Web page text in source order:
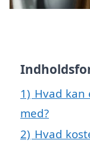
1) Hvad
med?
2) Hvad